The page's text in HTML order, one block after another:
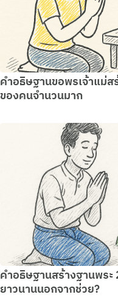
คำอธิษฐานขอพรเจ้าแม่
ของคนจำนวนมาก
คำอธิษฐานสร้างฐานพร
ยาวนานนอกจากช่วย?